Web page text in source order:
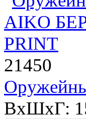
21450
ВхШхГ: